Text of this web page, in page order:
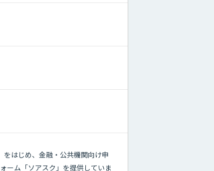
をはじめ、金融・公共機関向け申
ーム「ソアスク」を提供していま